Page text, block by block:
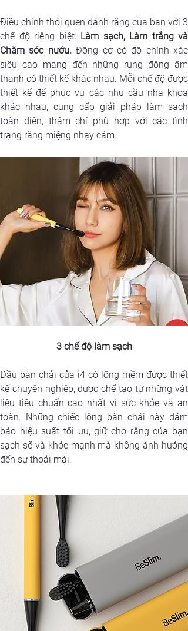
Điều chỉnh thói quen đánh răng của bạn với 3
chế độ riêng biệt: Làm sạch, Làm trắng và
Chăm sóc nướu. Động cơ có độ chính xác
siêu cao mang đến những rung động âm
thanh có thiết kế khác nhau. Mỗi chế độ được
thiết kế để phục vụ các nhu cầu nha khoa
khác nhau, cung cấp giải pháp làm sạch
toàn diện, thậm chí phù hợp với các tình
trạng răng miệng nhạy cảm.
3 chế độ làm sạch
Đầu bàn chải của i4 có lông mềm được thiết
kế chuyên nghiệp, được chế tạo từ những vật
liệu tiêu chuẩn cao nhất vì sức khỏe và an
toàn. Những chiếc lông bàn chải này đảm
bảo hiệu suất tối ưu, giữ cho răng của bạn
sạch sẽ và khỏe mạnh mà không ảnh hưởng
đến sự thoải mái.